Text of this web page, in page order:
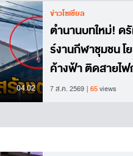
04.02
ข่าวโซเชียล
ตำนานบทใหม่! ดรั
ร์งานกีฬาชุมชน โ
ค้างฟ้า ติดสายไ
แยก
7 ส.ค. 2569 65views